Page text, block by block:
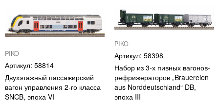
PIKO
58814
Двухэтажный пассажирский
вагон управления 2-го класса
SNCB, эпоха VI
PIKO
58398
Набор из 3-х пивных вагонов-
рефрижераторов „Brauereien
aus Norddeutschland“ DB,
эпоха III